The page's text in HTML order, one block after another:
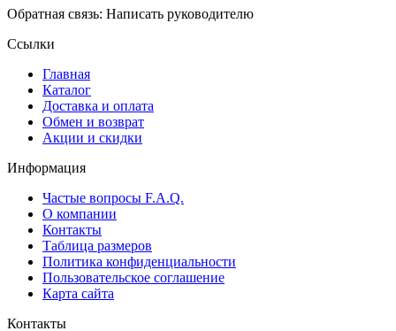
Обратная связь: Написать руководителю
Ссылки
Главная
Каталог
Доставка и оплата
Обмен и возврат
Акции и скидки
Информация
Частые вопросы F.A.Q.
О компании
Контакты
Таблица размеров
Политика конфиденциальности
Пользовательское соглашение
Карта сайта
Контакты